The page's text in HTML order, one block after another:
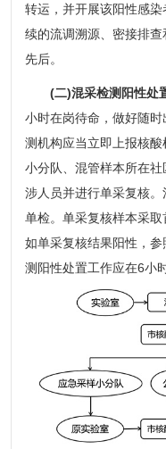
转运，并开展该阳性感
续的流调溯源、密接排
先后。
(二)混采检测阳性处
小时在岗待命，做好随
测机构应当立即上报核
小分队、混管样本所在
涉人员并进行单采复核
单检。单采复核样本采取
如单采复核结果阳性，
测阳性处置工作应在6小